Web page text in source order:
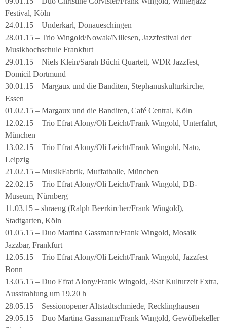
Festival, Köln
24.01.15 – Underkarl, Donaueschingen
28.01.15 – Trio Wingold/Nowak/Nillesen, Jazzfestival der
Musikhochschule Frankfurt
29.01.15 – Niels Klein/Sarah Büchi Quartett, WDR Jazzfest,
Domicil Dortmund
30.01.15 – Margaux und die Banditen, Stephanuskulturkirche,
Essen
01.02.15 – Margaux und die Banditen, Café Central, Köln
12.02.15 – Trio Efrat Alony/Oli Leicht/Frank Wingold, Unterfahrt,
München
13.02.15 – Trio Efrat Alony/Oli Leicht/Frank Wingold, Nato,
Leipzig
21.02.15 – MusikFabrik, Muffathalle, München
22.02.15 – Trio Efrat Alony/Oli Leicht/Frank Wingold, DB-
Museum, Nürnberg
11.03.15 – shraeng (Ralph Beerkircher/Frank Wingold),
Stadtgarten, Köln
01.05.15 – Duo Martina Gassmann/Frank Wingold, Mosaik
Jazzbar, Frankfurt
12.05.15 – Trio Efrat Alony/Oli Leicht/Frank Wingold, Jazzfest
Bonn
13.05.15 – Duo Efrat Alony/Frank Wingold, 3Sat Kulturzeit Extra,
Ausstrahlung um 19.20 h
28.05.15 – Sessionopener Altstadtschmiede, Recklinghausen
29.05.15 – Duo Martina Gassmann/Frank Wingold, Gewölbekeller